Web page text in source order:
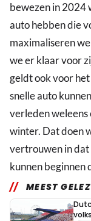
bewezen in 2024
auto hebben die
maximaliseren
we er klaar voor
geldt ook voor
snelle auto
verleden weleens
winter. Dat doen
vertrouwen in dat
kunnen beginnen
MEEST